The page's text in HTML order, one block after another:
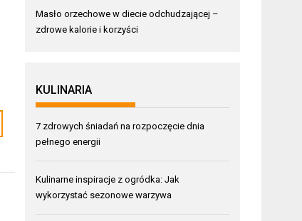
Masło orzechowe w diecie odchudzającej –
zdrowe kalorie i korzyści
KULINARIA
7 zdrowych śniadań na rozpoczęcie dnia
pełnego energii
Kulinarne inspiracje z ogródka: Jak
wykorzystać sezonowe warzywa